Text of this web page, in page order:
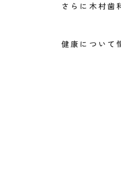
さらに木村歯
健康について